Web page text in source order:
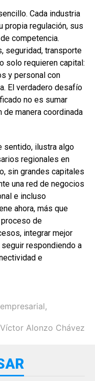
Cada industria
propia regulación, sus
competencia.
seguridad, transporte
solo requieren capital:
y personal con
El verdadero desafío
no es sumar
manera coordinada
sentido, ilustra algo
regionales en
sin grandes capitales
una red de negocios
e incluso
ahora, más que
de
integrar mejor
respondiendo a
e
,
Víctor Alonzo Chávez